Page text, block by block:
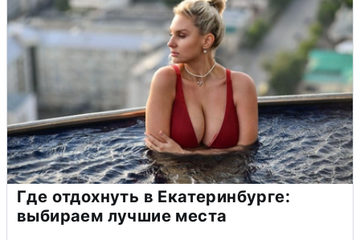
Где отдохнуть в Екатеринбурге:
выбираем лучшие места